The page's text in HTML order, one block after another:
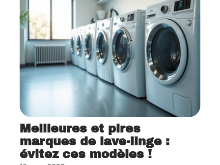
Meilleures et pires
marques de lave-linge :
évitez ces modèles !